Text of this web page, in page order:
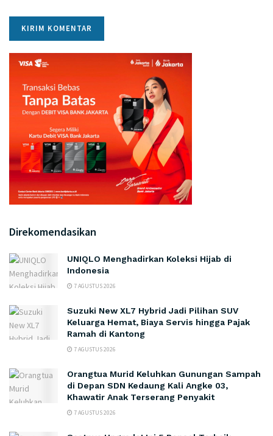
Direkomendasikan
UNIQLO Menghadirkan Koleksi Hijab di
Indonesia
7 AGUSTUS 2026
Suzuki New XL7 Hybrid Jadi Pilihan SUV
Keluarga Hemat, Biaya Servis hingga Pajak
Ramah di Kantong
7 AGUSTUS 2026
Orangtua Murid Keluhkan Gunungan Sampah
di Depan SDN Kedaung Kali Angke 03,
Khawatir Anak Terserang Penyakit
7 AGUSTUS 2026